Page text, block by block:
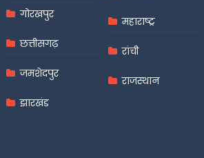
गोरखपुर
छत्तीसगढ़
जमशेदपुर
झारखंड
महाराष्ट्र
रांची
राजस्थान